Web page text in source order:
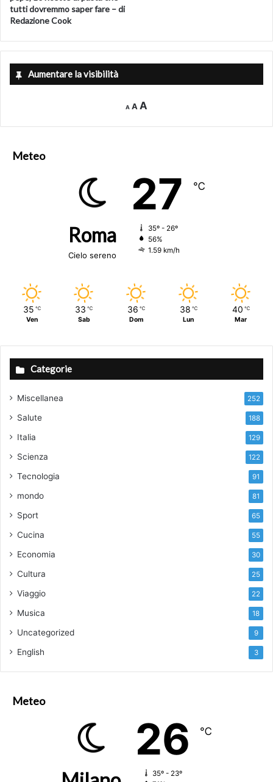
tutti dovremmo saper fare – di
Redazione Cook
Aumentare la visibilità
A
Decrease
font
A Reset
size.
A
Meteo
Roma
Cielo sereno
27 ℃
35º - 26º
56%
1.59 km/h
35 ℃
Ven
33 ℃
Sab
36 ℃
Dom
38 ℃
Lun
40 ℃
Mar
Categorie
Miscellanea 252
Salute 188
Italia 129
Scienza 122
Tecnologia 91
mondo 81
Sport 65
Cucina 55
Economia 30
Cultura 25
Viaggio 22
Musica 18
Uncategorized 9
English 3
Meteo
26 ℃
35º - 23º